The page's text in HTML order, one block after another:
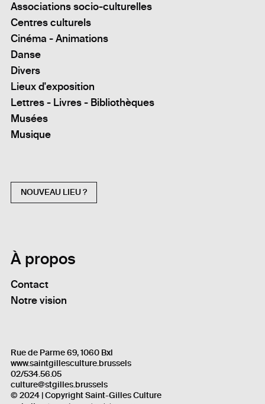
Associations socio-culturelles
Centres culturels
Cinéma - Animations
Danse
Divers
Lieux d'exposition
Lettres - Livres - Bibliothèques
Musées
Musique
NOUVEAU LIEU ?
À propos
Contact
Notre vision
Rue de Parme 69, 1060 Bxl
www.saintgillesculture.brussels
02/534.56.05
culture@stgilles.brussels
© 2024 | Copyright Saint-Gilles Culture